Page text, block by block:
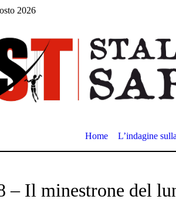
2026
Home L’indagine
– Il minestrone del